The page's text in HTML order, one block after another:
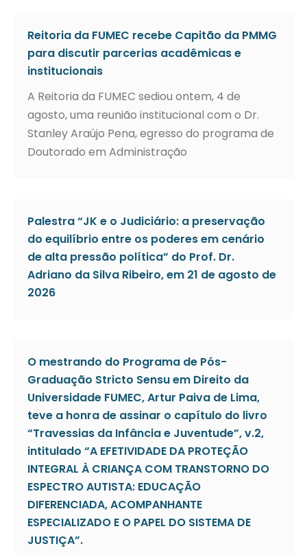
Reitoria da FUMEC recebe Capitão da PMMG
para discutir parcerias acadêmicas e
institucionais
A Reitoria da FUMEC sediou ontem, 4 de
agosto, uma reunião institucional com o Dr.
Stanley Araújo Pena, egresso do programa de
Doutorado em Administração
Palestra “JK e o Judiciário: a preservação
do equilíbrio entre os poderes em cenário
de alta pressão política” do Prof. Dr.
Adriano da Silva Ribeiro, em 21 de agosto de
2026
O mestrando do Programa de Pós-
Graduação Stricto Sensu em Direito da
Universidade FUMEC, Artur Paiva de Lima,
teve a honra de assinar o capítulo do livro
“Travessias da Infância e Juventude”, v.2,
intitulado “A EFETIVIDADE DA PROTEÇÃO
INTEGRAL À CRIANÇA COM TRANSTORNO DO
ESPECTRO AUTISTA: EDUCAÇÃO
DIFERENCIADA, ACOMPANHANTE
ESPECIALIZADO E O PAPEL DO SISTEMA DE
JUSTIÇA”.